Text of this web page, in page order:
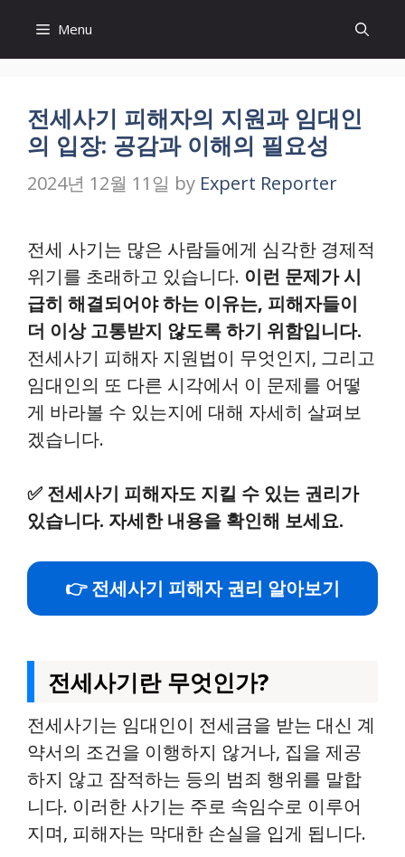
content
Menu
전세사기 피해자의 지원과 임대인
의 입장: 공감과 이해의 필요성
2024년 12월 11일 by Expert Reporter
전세 사기는 많은 사람들에게 심각한 경제적
위기를 초래하고 있습니다. 이런 문제가 시
급히 해결되어야 하는 이유는, 피해자들이
더 이상 고통받지 않도록 하기 위함입니다.
전세사기 피해자 지원법이 무엇인지, 그리고
임대인의 또 다른 시각에서 이 문제를 어떻
게 바라볼 수 있는지에 대해 자세히 살펴보
겠습니다.
✅ 전세사기 피해자도 지킬 수 있는 권리가
있습니다. 자세한 내용을 확인해 보세요.
👉 전세사기 피해자 권리 알아보기
전세사기란 무엇인가?
전세사기는 임대인이 전세금을 받는 대신 계
약서의 조건을 이행하지 않거나, 집을 제공
하지 않고 잠적하는 등의 범죄 행위를 말합
니다. 이러한 사기는 주로 속임수로 이루어
지며, 피해자는 막대한 손실을 입게 됩니다.